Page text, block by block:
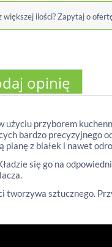
większej ilości? Zapytaj o
opinię
użyciu przyborem
bardzo precyzyjnego
z białek i nawet
się go na
sztucznego.